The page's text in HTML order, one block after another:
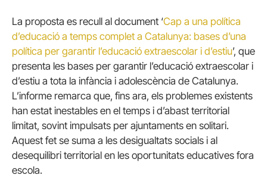
La proposta es recull al document ‘Cap a una política
d’educació a temps complet a Catalunya: bases d’una
política per garantir l’educació extraescolar i d’estiu’, que
presenta les bases per garantir l’educació extraescolar i
d’estiu a tota la infància i adolescència de Catalunya.
L’informe remarca que, fins ara, els problemes existents
han estat inestables en el temps i d’abast territorial
limitat, sovint impulsats per ajuntaments en solitari.
Aquest fet se suma a les desigualtats socials i al
desequilibri territorial en les oportunitats educatives fora
escola.